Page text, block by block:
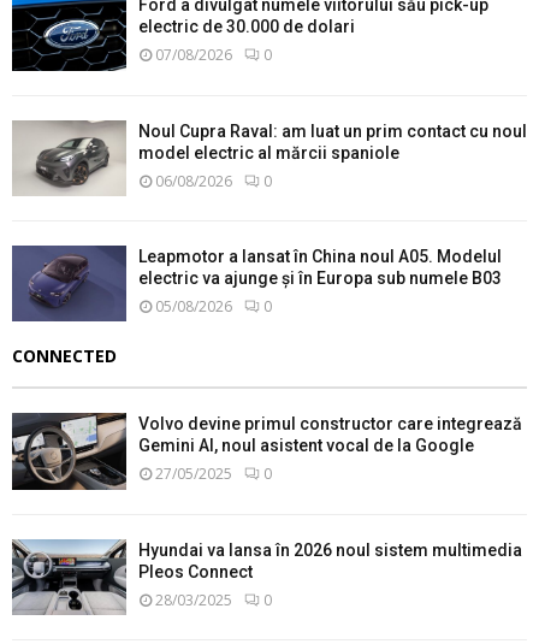
Ford a divulgat numele viitorului său pick-up
electric de 30.000 de dolari
07/08/2026 0
Noul Cupra Raval: am luat un prim contact cu noul
model electric al mărcii spaniole
06/08/2026 0
Leapmotor a lansat în China noul A05. Modelul
electric va ajunge și în Europa sub numele B03
05/08/2026 0
CONNECTED
Volvo devine primul constructor care integrează
Gemini AI, noul asistent vocal de la Google
27/05/2025 0
Hyundai va lansa în 2026 noul sistem multimedia
Pleos Connect
28/03/2025 0